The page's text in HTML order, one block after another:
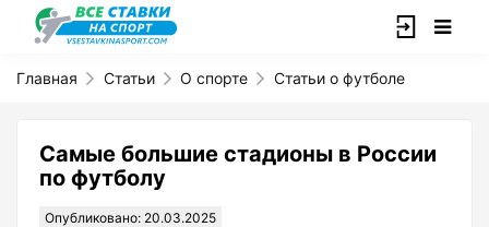
Главная Статьи О спорте Статьи о футболе
Самые большие стадионы в России
по футболу
Опубликовано: 20.03.2025